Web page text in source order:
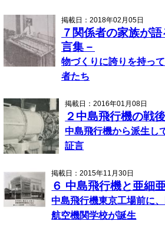
掲載日：2018年02月05日
７関係者の家族が
言集－
物づくりに誇りを持っ
者たち
掲載日：2016年01月08日
２中島飛行機の戦
中島飛行機から派生し
証言
掲載日：2015年11月30日
６ 中島飛行機と亜細
中島飛行機東京工場前に
航空機関学校が誕生